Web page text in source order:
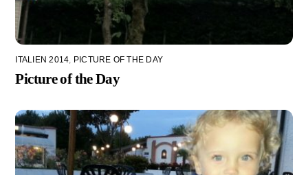
ITALIEN 2014, PICTURE OF THE DAY
Picture of the Day